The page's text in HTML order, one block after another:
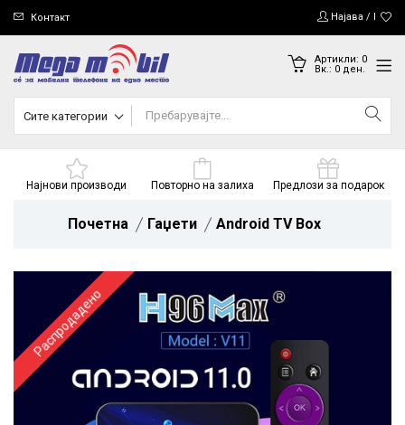
Контакт Најава /
Артикли: 0
Вк.: 0ден.
Сите категории
Најнови производи Повторно на залиха Предлози за подарок
Почетна Гаџети Android TV Box
Распродадено